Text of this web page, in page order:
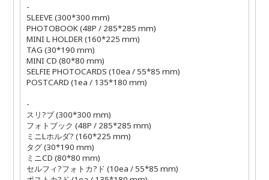
-
SLEEVE (300*300 mm)
PHOTOBOOK (48P / 285*285 mm)
MINI L HOLDER (160*225 mm)
TAG (30*190 mm)
MINI CD (80*80 mm)
SELFIE PHOTOCARDS (10ea / 55*85 mm)
POSTCARD (1ea / 135*180 mm)
-
スリ?ブ(300*300 mm)
フォトブック (48P / 285*285 mm)
ミニLホルダ? (160*225 mm)
タグ(30*190 mm)
ミニCD (80*80 mm)
セルフィ?フォトカ? ド (10ea / 55*85 mm)